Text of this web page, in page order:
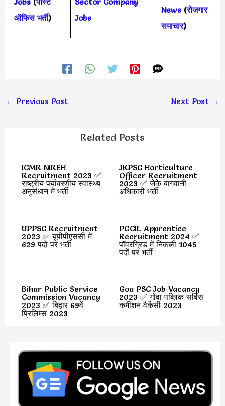
ऑफिस भर्ती)
Jobs
News(रोजगार
समाचार)
← Previous Post Next Post →
Related Posts
ICMR NIREH
Recruitment 2023 ✅
राष्ट्रीय पर्यावरणीय स्वास्थ्य
अनुसंधान में भर्ती
JKPSC Horticulture
Officer Recruitment
2023 ✅ जेके बागवानी
अधिकारी भर्ती
UPPSC Recruitment
2023 ✅ यूपीपीएससी में
629 पदों पर भर्ती
PGCIL Apprentice
Recruitment 2024 ✅
पॉवरग्रिड में निकली 1045
पदों पर भर्ती
Bihar Public Service
Commission Vacancy
2023 ✅ बिहार 69वें
प्रिलिम्स 2023
Goa PSC Job Vacancy
2023 ✅ गोवा पब्लिक सर्विस
कमीशन वैकेंसी 2023